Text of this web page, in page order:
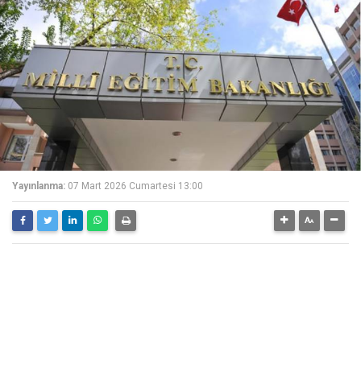
Yayınlanma: 07 Mart 2026 Cumartesi 13:00